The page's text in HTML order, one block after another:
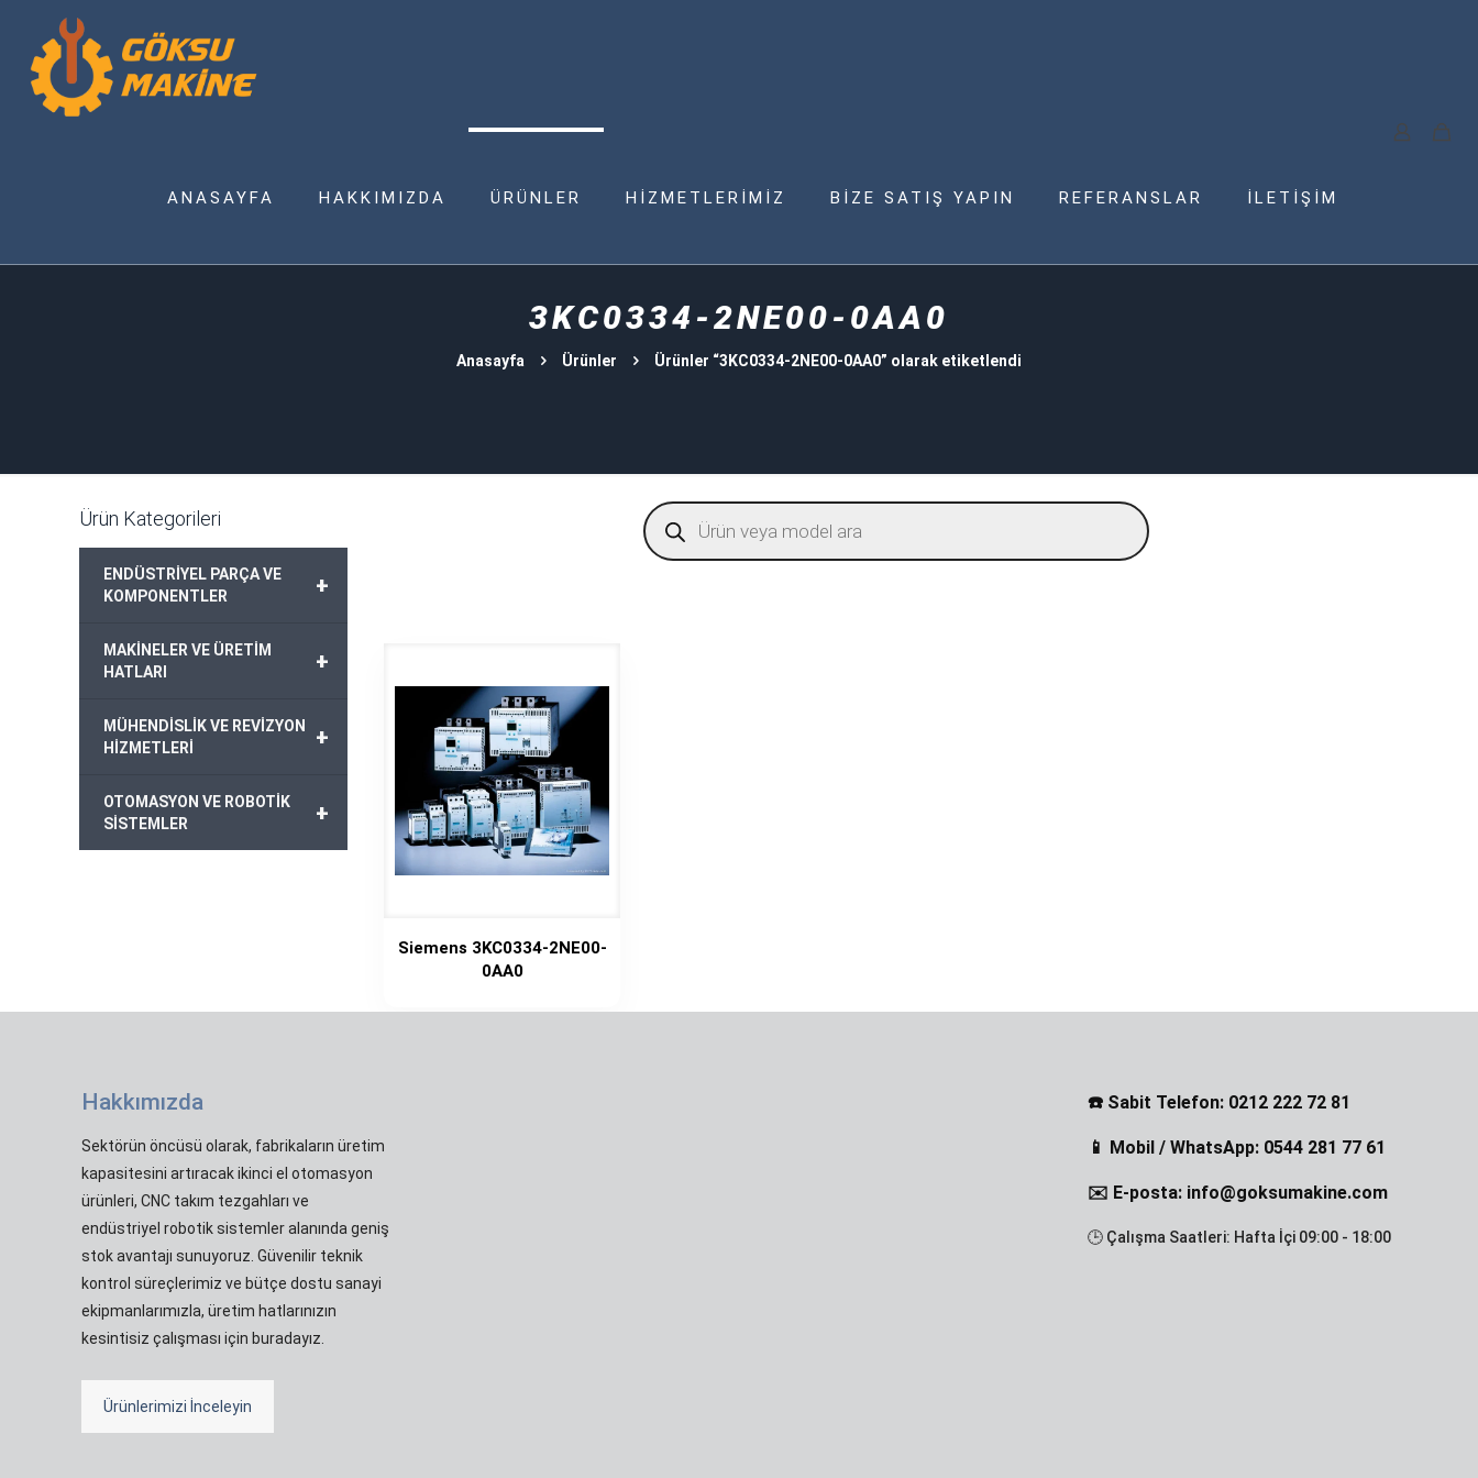
ANASAYFA HAKKIMIZDA ÜRÜNLER HİZMETLERİMİZ BİZE SATIŞ YAPIN REFERANSLAR İLETİŞİM
3KC0334-2NE00-0AA0
Anasayfa Ürünler Ürünler “3KC0334-2NE00-0AA0” olarak etiketlendi
Products
search
Siemens 3KC0334-2NE00-
0AA0
Ürün Kategorileri
+
ENDÜSTRİYEL PARÇA VE
KOMPONENTLER
+
MAKİNELER VE ÜRETİM
HATLARI
+
MÜHENDİSLİK VE REVİZYON
HİZMETLERİ
+
OTOMASYON VE ROBOTİK
SİSTEMLER
Hakkımızda
Sektörün öncüsü olarak, fabrikaların üretim
kapasitesini artıracak ikinci el otomasyon
ürünleri, CNC takım tezgahları ve
endüstriyel robotik sistemler alanında geniş
stok avantajı sunuyoruz. Güvenilir teknik
kontrol süreçlerimiz ve bütçe dostu sanayi
ekipmanlarımızla, üretim hatlarınızın
kesintisiz çalışması için buradayız.
Ürünlerimizi İnceleyin
☎️ Sabit Telefon: 0212 222 72 81
📱 Mobil / WhatsApp: 0544 281 77 61
✉️ E-posta: info@goksumakine.com
🕒 Çalışma Saatleri: Hafta İçi 09:00 - 18:00